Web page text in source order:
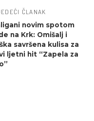
ČLANAK
novim spotom
na Krk: Omišalj i
savršena kulisa za
ljetni hit “Zapela za